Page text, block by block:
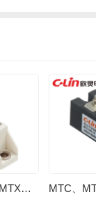
MTC、MTK、MTA、MTX普通晶闸管模块